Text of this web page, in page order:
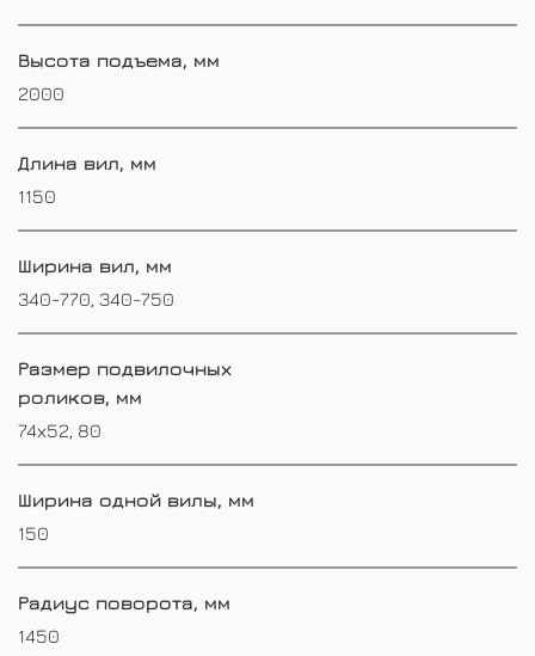
Высота подъема, мм
2000
Длина вил, мм
1150
Ширина вил, мм
340-770, 340-750
Размер подвилочных
роликов, мм
74х52, 80
Ширина одной вилы, мм
150
Радиус поворота, мм
1450